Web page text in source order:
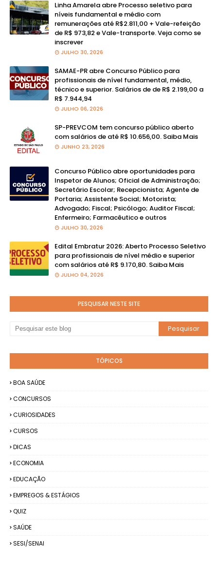
Linha Amarela abre Processo seletivo para
níveis fundamental e médio com
remunerações até R$2.811,00 + Vale-refeição
de R$ 973,82 e Vale-transporte. Veja como se
inscrever
JULHO 30, 2026
SAMAE-PR abre Concurso Público para
profissionais de nível fundamental, médio,
técnico e superior. Salários de de R$ 2.199,00 a
R$ 7.944,94
JULHO 06, 2026
SP-PREVCOM tem concurso público aberto
com salários de até R$ 10.656,00. Saiba Mais
JUNHO 23, 2026
Concurso Público abre oportunidades para
Inspetor de Alunos; Oficial de Administração;
Secretário Escolar; Recepcionista; Agente de
Portaria; Assistente Social; Motorista;
Advogado; Fiscal; Psicólogo; Auditor Fiscal;
Enfermeiro; Farmacêutico e outros
JULHO 30, 2026
Edital Embratur 2026: Aberto Processo Seletivo
para profissionais de nível médio e superior
com salários até R$ 9.170,80. Saiba Mais
JULHO 04, 2026
PESQUISAR NESTE SITE
TÓPICOS
BOA SAÚDE
CONCURSOS
CURIOSIDADES
CURSOS
DICAS
ECONOMIA
EDUCAÇÃO
EMPREGOS & ESTÁGIOS
QUIZ
SAÚDE
SESI/SENAI